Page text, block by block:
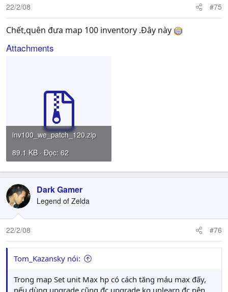
22/2/08 #75
Chết,quên đưa map 100 inventory .Đây này
Attachments
inv100_we_patch_120.zip
89.1 KB · Đọc: 62
Dark Gamer
Legend of Zelda
22/2/08 #76
Tom_Kazansky nói:
Trong map Set unit Max hp có cách tăng máu max đấy,
nếu dùng upgrade cũng đc upgrade ko unlearn đc nên